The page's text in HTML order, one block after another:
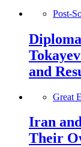
Post-
and
Great
Iran
Their